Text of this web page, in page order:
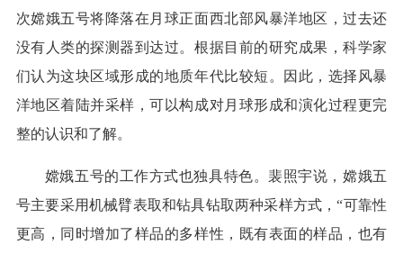
次嫦娥五号将降落在月球正面西北部风暴洋地区，过去还
没有人类的探测器到达过。根据目前的研究成果，科学家
们认为这块区域形成的地质年代比较短。因此，选择风暴
洋地区着陆并采样，可以构成对月球形成和演化过程更完
整的认识和了解。
嫦娥五号的工作方式也独具特色。裴照宇说，嫦娥五
号主要采用机械臂表取和钻具钻取两种采样方式，“可靠性
更高，同时增加了样品的多样性，既有表面的样品，也有